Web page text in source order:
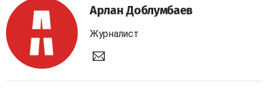
Арлан Доблумбаев
Журналист